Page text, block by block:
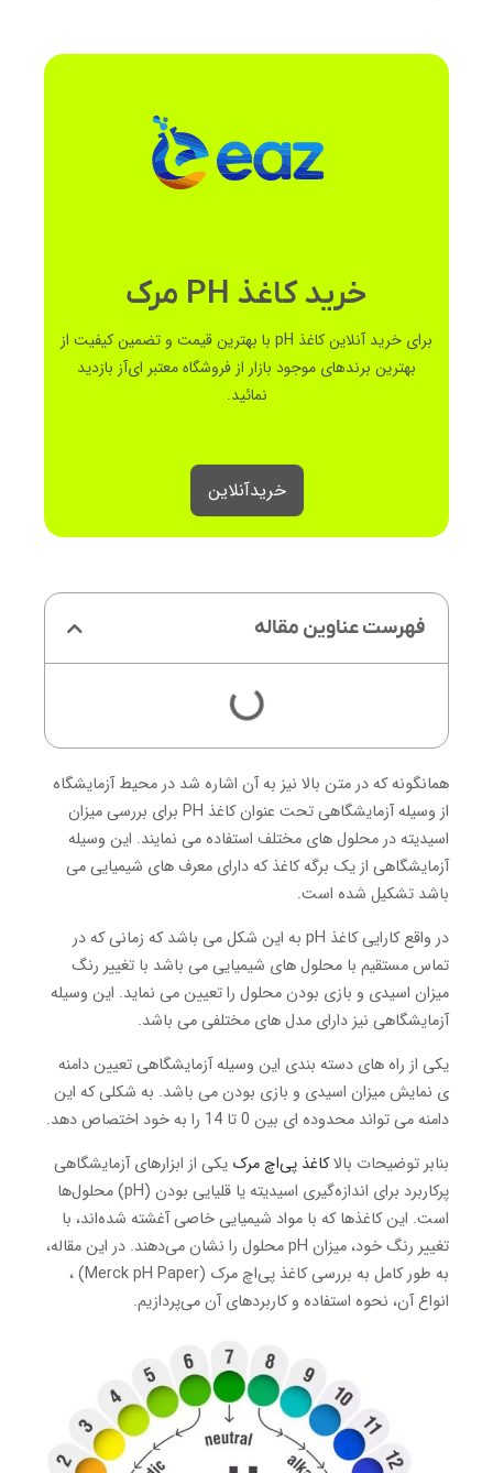
خرید کاغذ PH مرک
برای خرید آنلاین کاغذ pH با بهترین قیمت و تضمین کیفیت از
بهترین برندهای موجود بازار از فروشگاه معتبر ای‌آز بازدید
نمائید.
خرید‌آنلاین
فهرست عناوین مقاله
همانگونه که در متن بالا نیز به آن اشاره شد در محیط آزمایشگاه
از وسیله آزمایشگاهی تحت عنوان کاغذ PH برای بررسی میزان
اسیدیته در محلول های مختلف استفاده می نمایند. این وسیله
آزمایشگاهی از یک برگه کاغذ که دارای معرف های شیمیایی می
باشد تشکیل شده است.
در واقع کارایی کاغذ pH به این شکل می باشد که زمانی که در
تماس مستقیم با محلول های شیمیایی می باشد با تغییر رنگ
میزان اسیدی و بازی بودن محلول را تعیین می نماید. این وسیله
آزمایشگاهی نیز دارای مدل های مختلفی می باشد.
یکی از راه های دسته بندی این وسیله آزمایشگاهی تعیین دامنه
ی نمایش میزان اسیدی و بازی بودن می باشد. به شکلی که این
دامنه می تواند محدوده ای بین 0 تا 14 را به خود اختصاص دهد.
بنابر توضیحات بالاکاغذ پی‌اچ مرک یکی از ابزارهای آزمایشگاهی
پرکاربرد برای اندازه‌گیری اسیدیته یا قلیایی بودن (pH) محلول‌ها
است. این کاغذها که با مواد شیمیایی خاصی آغشته شده‌اند، با
تغییر رنگ خود، میزان pH محلول را نشان می‌دهند. در این مقاله،
به طور کامل به بررسی کاغذ پی‌اچ مرک (Merck pH Paper) ،
انواع آن، نحوه استفاده و کاربردهای آن می‌پردازیم.